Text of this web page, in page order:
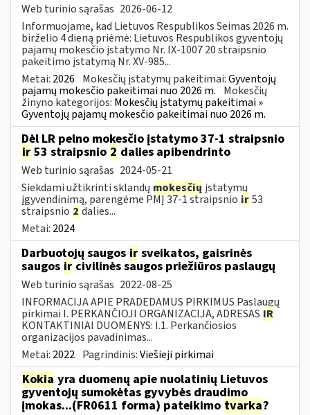
Web turinio sąrašas 2026-06-12
Informuojame, kad Lietuvos Respublikos Seimas 2026 m.
birželio 4 dieną priėmė: Lietuvos Respublikos gyventojų
pajamų mokesčio įstatymo Nr. IX-1007 20 straipsnio
pakeitimo įstatymą Nr. XV-985...
Metai: 2026 Mokesčių įstatymų pakeitimai:Gyventojų
pajamų mokesčio pakeitimai nuo 2026 m. Mokesčių
žinyno kategorijos: Mokesčių įstatymų pakeitimai »
Gyventojų pajamų mokesčio pakeitimai nuo 2026 m.
Dėl LR pelno mokesčio įstatymo 37-1 straipsnio
ir 53 straipsnio 2 dalies apibendrinto
Web turinio sąrašas 2024-05-21
Siekdami užtikrinti sklandų mokesčių įstatymų
įgyvendinimą, parengėme PMĮ 37-1 straipsnio ir53
straipsnio 2 dalies...
Metai: 2024
Darbuotojų saugos ir sveikatos, gaisrinės
saugos ir civilinės saugos priežiūros paslaugų
Web turinio sąrašas 2022-08-25
INFORMACIJA APIE PRADEDAMUS PIRKIMUS Paslaugų
pirkimai I. PERKANČIOJI ORGANIZACIJA, ADRESAS IR
KONTAKTINIAI DUOMENYS: I.1. Perkančiosios
organizacijos pavadinimas...
Metai: 2022 Pagrindinis:Viešieji pirkimai
Kokia yra duomenų apie nuolatinių Lietuvos
gyventojų sumokėtas gyvybės draudimo
įmokas...(FR0611 forma) pateikimo tvarka?